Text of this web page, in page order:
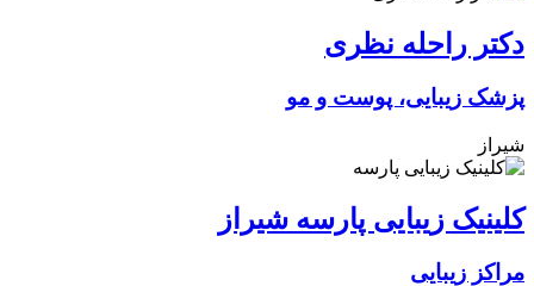
دکتر راحله نظری
پزشک زیبایی، پوست و مو
شیراز
کلینیک زیبایی پارسه شیراز
مراکز زیبایی